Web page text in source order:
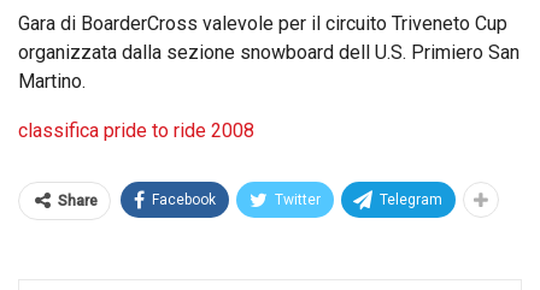
Gara di BoarderCross valevole per il circuito Triveneto Cup
organizzata dalla sezione snowboard dell U.S. Primiero San
Martino.
classifica pride to ride 2008
Share Facebook Twitter Telegram